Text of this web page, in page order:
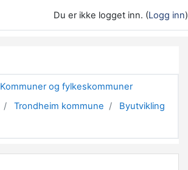
Du er ikke logget inn. (Logg inn)
Kommuner og fylkeskommuner
Trondheim kommune
Byutvikling